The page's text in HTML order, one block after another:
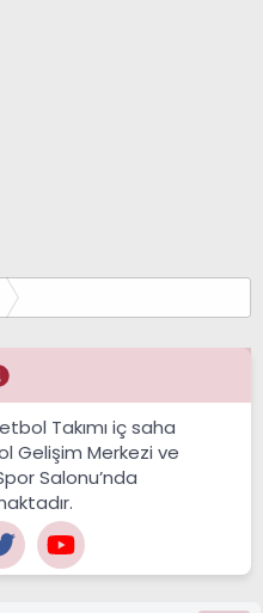
Takımı iç saha
Gelişim Merkezi ve
Salonu’nda